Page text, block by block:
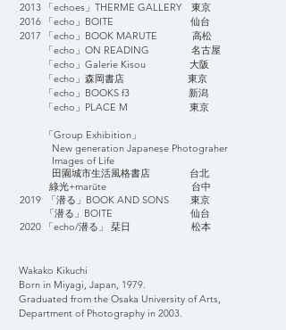
2013 「echoes」THERME GALLERY 東京
2016 「echo」BOITE 仙台
2017 「echo」BOOK MARUTE 高松
「echo」ON READING 名古屋
「echo」Galerie Kisou 大阪
「echo」森岡書店 東京
「echo」BOOKS f3 新潟
「echo」PLACE M 東京
「Group Exhibition」
New generation Japanese Photograher
Images of Life
田園城市生活風格書店 台北
綠光+marüte 台中
2019 「潜る」BOOK AND SONS 東京
「潜る」BOITE 仙台
2020 「echo/潜る」 栞日 松本
Wakako Kikuchi
Born in Miyagi, Japan, 1979.
Graduated from the Osaka University of Arts,
Department of Photography in 2003.